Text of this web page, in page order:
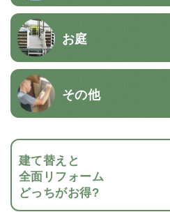
お庭
その他
建て替えと
全面リフォーム
どっちがお得?